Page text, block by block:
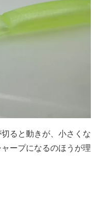
ると動きが、小さくな
ープになるのほうが理